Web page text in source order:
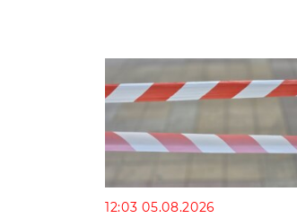
12:03 05.08.2026